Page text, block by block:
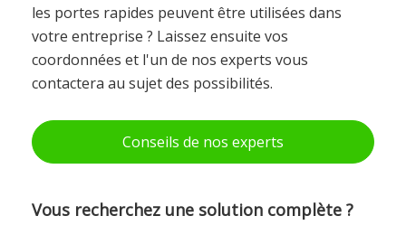
les portes rapides peuvent être utilisées dans
votre entreprise ? Laissez ensuite vos
coordonnées et l'un de nos experts vous
contactera au sujet des possibilités.
Conseils de nos experts
Vous recherchez une solution complète ?